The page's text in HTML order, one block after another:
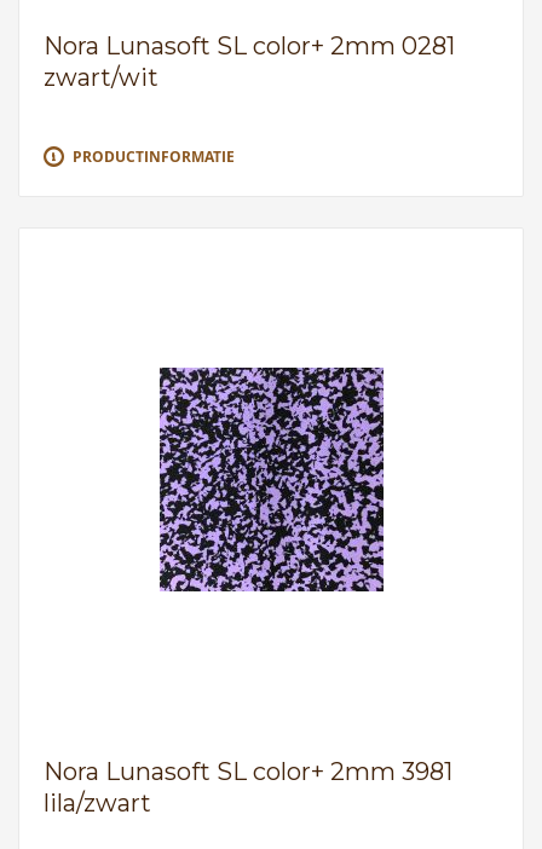
Nora Lunasoft SL color+ 2mm 0281
zwart/wit
PRODUCTINFORMATIE
Nora Lunasoft SL color+ 2mm 3981
lila/zwart